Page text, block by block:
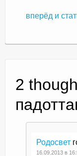
вперёд и
2
Родосвет
16.09.2013 в